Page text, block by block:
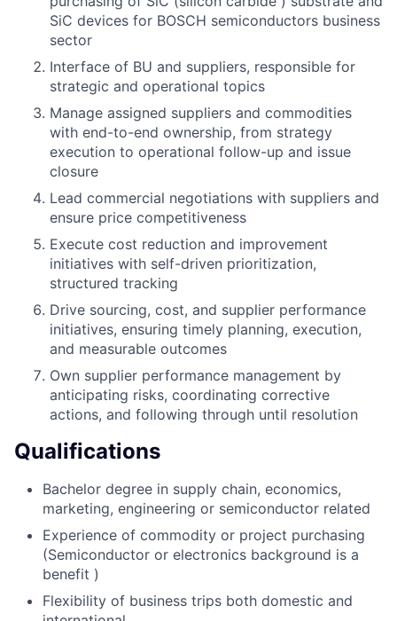
SiC devices for BOSCH semiconductors business
sector
Interface of BU and suppliers, responsible for
strategic and operational topics
Manage assigned suppliers and commodities
with end-to-end ownership, from strategy
execution to operational follow-up and issue
closure
Lead commercial negotiations with suppliers and
ensure price competitiveness
Execute cost reduction and improvement
initiatives with self-driven prioritization,
structured tracking
Drive sourcing, cost, and supplier performance
initiatives, ensuring timely planning, execution,
and measurable outcomes
Own supplier performance management by
anticipating risks, coordinating corrective
actions, and following through until resolution
Qualifications
Bachelor degree in supply chain, economics,
marketing, engineering or semiconductor related
Experience of commodity or project purchasing
(Semiconductor or electronics background is a
benefit )
Flexibility of business trips both domestic and